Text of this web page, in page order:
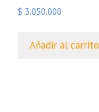
$ 3.050.000
Añadir al carrito